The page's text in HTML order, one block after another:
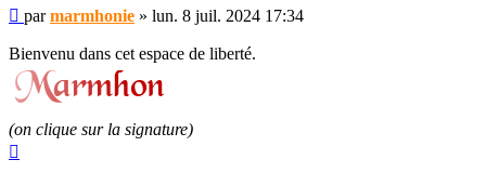
Message
non
lu
parmarmhonie » lun. 8 juil. 2024 17:34
Bienvenu dans cet espace de liberté.
(on clique sur la signature)